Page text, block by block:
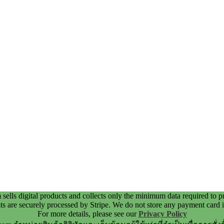
digital products and collects only the minimum data required to
are securely processed by Stripe. We do not store any payment card
For more details, please see ourPrivacy Policy